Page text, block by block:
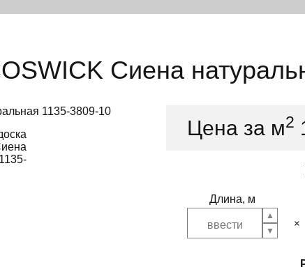
Сиена
Цена за м2
Длина, м